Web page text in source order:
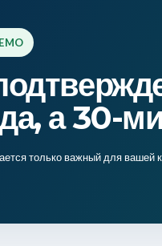
История
Веб-
а 30-
только важный для вашей